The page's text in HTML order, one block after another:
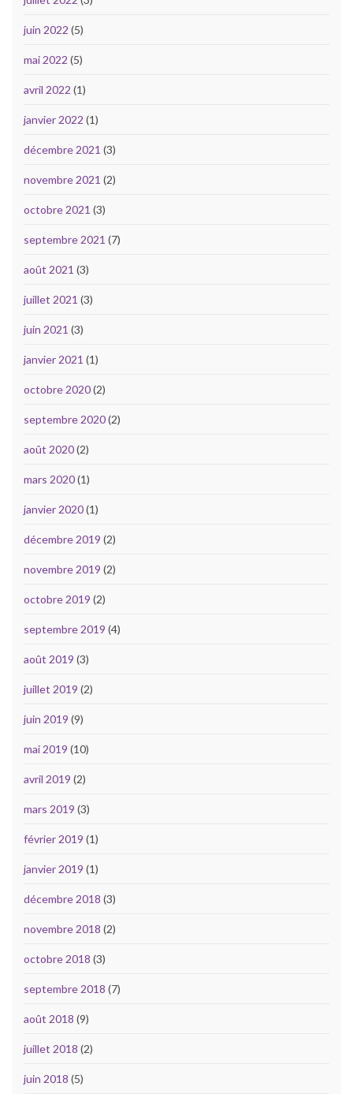
juin 2022 (5)
mai 2022 (5)
avril 2022 (1)
janvier 2022 (1)
décembre 2021 (3)
novembre 2021 (2)
octobre 2021 (3)
septembre 2021 (7)
août 2021 (3)
juillet 2021 (3)
juin 2021 (3)
janvier 2021 (1)
octobre 2020(2)
septembre 2020(2)
août 2020(2)
mars 2020(1)
janvier 2020(1)
décembre 2019 (2)
novembre 2019 (2)
octobre 2019 (2)
septembre 2019 (4)
août 2019 (3)
juillet 2019 (2)
juin 2019 (9)
mai 2019 (10)
avril 2019 (2)
mars 2019 (3)
février 2019 (1)
janvier 2019 (1)
décembre 2018 (3)
novembre 2018 (2)
octobre 2018 (3)
septembre 2018 (7)
août 2018 (9)
juillet 2018 (2)
juin 2018 (5)